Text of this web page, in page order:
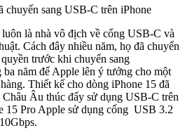
là nhà vô địch về cổng USB-C và
Cách đây nhiều năm, họ đã chuyển
trước khi chuyển sang
ba năm để Apple lên ý tưởng cho một
Thiết kế cho dòng iPhone 15 đã
Âu thúc đẩy sử dụng USB-C trên
15 Pro Apple sử dụng cổng USB 3.2